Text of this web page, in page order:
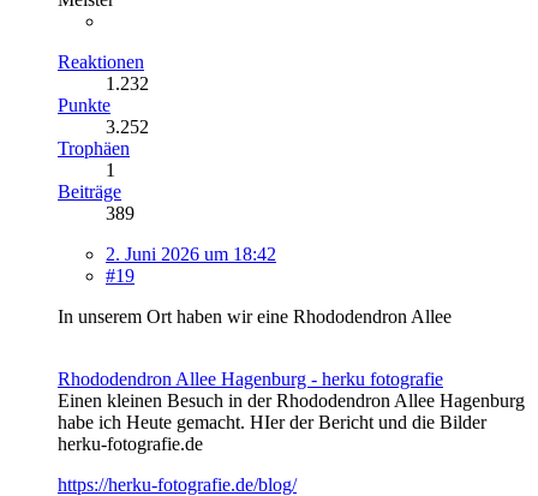
Reaktionen
1.232
Punkte
3.252
Trophäen
1
Beiträge
389
2. Juni 2026 um 18:42
#19
In unserem Ort haben wir eine Rhododendron Allee
Rhododendron Allee Hagenburg - herku fotografie
Einen kleinen Besuch in der Rhododendron Allee Hagenburg
habe ich Heute gemacht. HIer der Bericht und die Bilder
herku-fotografie.de
https://herku-fotografie.de/blog/